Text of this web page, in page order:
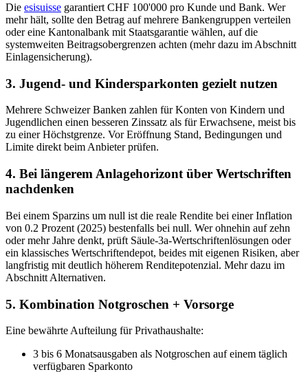
Die esisuisse garantiert CHF 100'000 pro Kunde und Bank. Wer
mehr hält, sollte den Betrag auf mehrere Bankengruppen verteilen
oder eine Kantonalbank mit Staatsgarantie wählen, auf die
systemweiten Beitragsobergrenzen achten (mehr dazu im Abschnitt
Einlagensicherung).
3. Jugend- und Kindersparkonten gezielt nutzen
Mehrere Schweizer Banken zahlen für Konten von Kindern und
Jugendlichen einen besseren Zinssatz als für Erwachsene, meist bis
zu einer Höchstgrenze. Vor Eröffnung Stand, Bedingungen und
Limite direkt beim Anbieter prüfen.
4. Bei längerem Anlagehorizont über Wertschriften
nachdenken
Bei einem Sparzins um null ist die reale Rendite bei einer Inflation
von 0.2 Prozent (2025) bestenfalls bei null. Wer ohnehin auf zehn
oder mehr Jahre denkt, prüft Säule-3a-Wertschriftenlösungen oder
ein klassisches Wertschriftendepot, beides mit eigenen Risiken, aber
langfristig mit deutlich höherem Renditepotenzial. Mehr dazu im
Abschnitt Alternativen.
5. Kombination Notgroschen + Vorsorge
Eine bewährte Aufteilung für Privathaushalte:
3 bis 6 Monatsausgaben als Notgroschen auf einem täglich
verfügbaren Sparkonto